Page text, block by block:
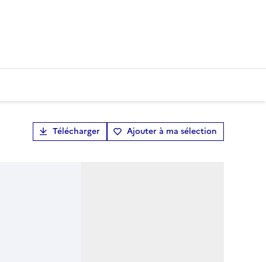
Télécharger Ajouter à ma sélection